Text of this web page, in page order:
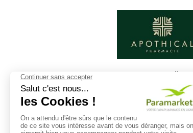
Retrouvez dès
maintenant votre
parapharmacie
Paramarket sur les
réseaux sociaux et
profitez de nos conseils